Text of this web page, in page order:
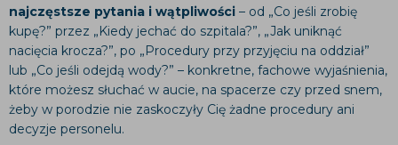
najczęstsze pytania i wątpliwości – od „Co jeśli zrobię
kupę?” przez „Kiedy jechać do szpitala?”, „Jak uniknąć
nacięcia krocza?”, po „Procedury przy przyjęciu na oddział”
lub „Co jeśli odejdą wody?” – konkretne, fachowe wyjaśnienia,
które możesz słuchać w aucie, na spacerze czy przed snem,
żeby w porodzie nie zaskoczyły Cię żadne procedury ani
decyzje personelu.